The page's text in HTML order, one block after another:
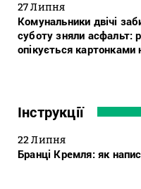
27 Липня
Комунальники двічі
суботу зняли асфальт:
опікується картонками
Інструкції
22 Липня
Бранці Кремля: як